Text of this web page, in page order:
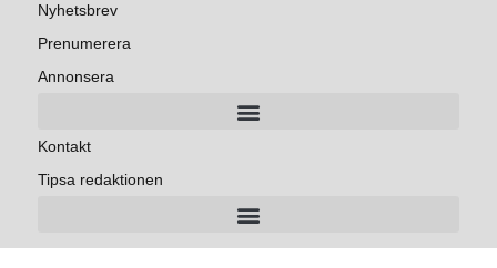
Nyhetsbrev
Prenumerera
Annonsera
Kontakt
Tipsa redaktionen